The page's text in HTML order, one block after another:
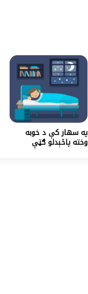
په سهار کې د خوبه
وخته پاڅېدلو ګټې